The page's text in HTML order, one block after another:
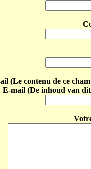
(Le contenu de ce
E-mail (De inhoud van